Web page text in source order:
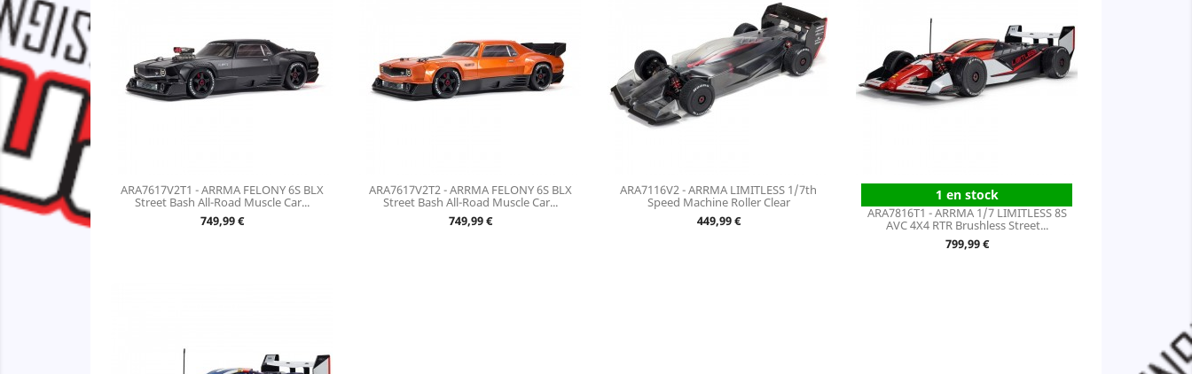
ARA7617V2T1 - ARRMA FELONY 6S BLX
Street Bash All-Road Muscle Car...
Prix
749,99 €
ARA7617V2T2 - ARRMA FELONY 6S BLX
Street Bash All-Road Muscle Car...
Prix
749,99 €
ARA7116V2 - ARRMA LIMITLESS 1/7th
Speed Machine Roller Clear
Prix
449,99 €
1 en stock
ARA7816T1 - ARRMA 1/7 LIMITLESS 8S
AVC 4X4 RTR Brushless Street...
Prix
799,99 €